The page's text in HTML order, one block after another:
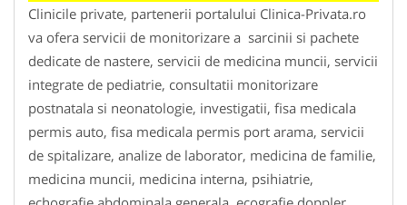
Clinicile private, partenerii portalului Clinica-Privata.ro
va ofera servicii de monitorizare a sarcinii si pachete
dedicate de nastere, servicii de medicina muncii, servicii
integrate de pediatrie, consultatii monitorizare
postnatala si neonatologie, investigatii, fisa medicala
permis auto, fisa medicala permis port arama, servicii
de spitalizare, analize de laborator, medicina de familie,
medicina muncii, medicina interna, psihiatrie,